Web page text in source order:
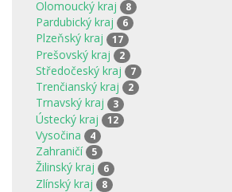
Olomoucký kraj 8
Pardubický kraj 6
Plzeňský kraj 17
Prešovský kraj 2
Středočeský kraj 7
Trenčianský kraj 2
Trnavský kraj 3
Ústecký kraj 12
Vysočina 4
Zahraničí 5
Žilinský kraj 6
Zlínský kraj 8